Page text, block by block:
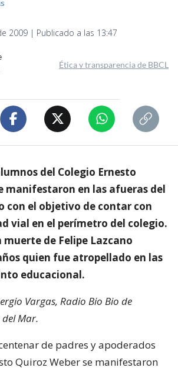
2009 | Publicado a las 13:47
Ética y transparencia de BBCL
del Colegio Ernesto
manifestaron en las afueras del
con el objetivo de contar con
vial en el perímetro del colegio.
muerte de Felipe Lazcano
quien fue atropellado en las
educacional.
Vargas, Radio Bio Bio de
Mar.
de padres y apoderados
Quiroz Weber se manifestaron